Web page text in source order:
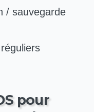
/ sauvegarde
pour